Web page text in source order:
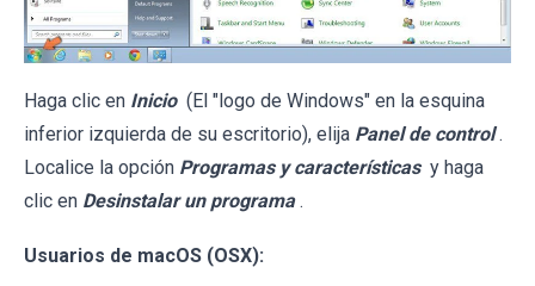
Haga clic en Inicio (El "logo de Windows" en la esquina
inferior izquierda de su escritorio), elija Panel de control .
Localice la opción Programas y características y haga
clic en Desinstalar un programa .
Usuarios de macOS (OSX):